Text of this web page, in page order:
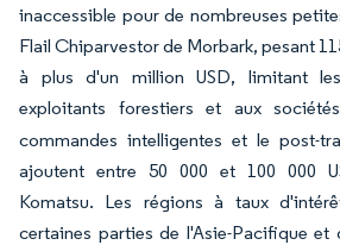
inaccessible pour de nombreuses
Flail Chiparvestor de Morbark, pesant
à plus d'un million USD, limitant
exploitants forestiers et aux
commandes intelligentes et le post-
ajoutent entre 50 000 et 100 000
Komatsu. Les régions à taux
certaines parties de l'Asie-Pacifique et